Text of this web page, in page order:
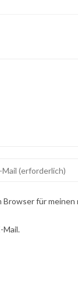
für
Mail.